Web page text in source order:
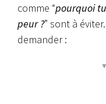
comme “pourquoi
peur ?” sont à éviter.
demander :